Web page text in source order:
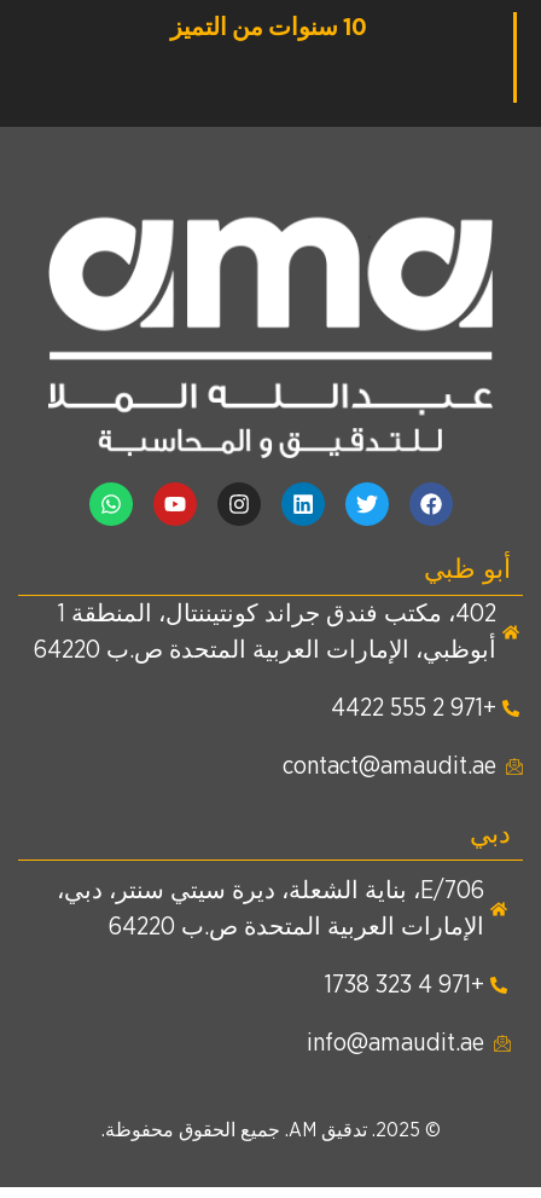
10 سنوات من التميز
أبو ظبي
402، مكتب فندق جراند كونتيننتال، المنطقة 1
أبوظبي، الإمارات العربية المتحدة ص.ب 64220
+971 2 555 4422
contact@amaudit.ae
دبي
E/706، بناية الشعلة، ديرة سيتي سنتر، دبي،
الإمارات العربية المتحدة ص.ب 64220
+971 4 323 1738
info@amaudit.ae
© 2025. تدقيق AM. جميع الحقوق محفوظة.